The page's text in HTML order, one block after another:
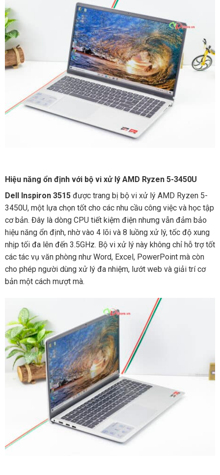
Hiệu năng ổn định với bộ vi xử lý AMD Ryzen 5-3450U
Dell Inspiron 3515được trang bị bộ vi xử lý AMD Ryzen 5-
3450U, một lựa chọn tốt cho các nhu cầu công việc và học tập
cơ bản. Đây là dòng CPU tiết kiệm điện nhưng vẫn đảm bảo
hiệu năng ổn định, nhờ vào 4 lõi và 8 luồng xử lý, tốc độ xung
nhịp tối đa lên đến 3.5GHz. Bộ vi xử lý này không chỉ hỗ trợ tốt
các tác vụ văn phòng như Word, Excel, PowerPoint mà còn
cho phép người dùng xử lý đa nhiệm, lướt web và giải trí cơ
bản một cách mượt mà.